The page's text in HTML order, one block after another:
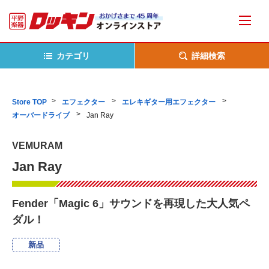
カテゴリ 詳細検索
Store TOP エフェクター
エレキギター用エフェクター
オーバードライブ
Jan Ray
VEMURAM
Jan Ray
Fender「Magic 6」サウンドを再現した大人気ペ
ダル！
新品